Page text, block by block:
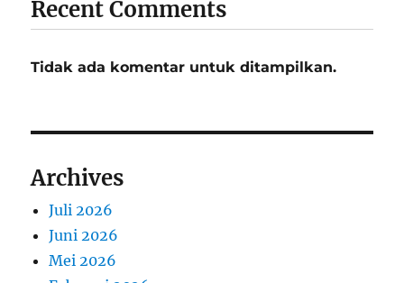
Recent Comments
Tidak ada komentar untuk ditampilkan.
Archives
Juli 2026
Juni 2026
Mei 2026